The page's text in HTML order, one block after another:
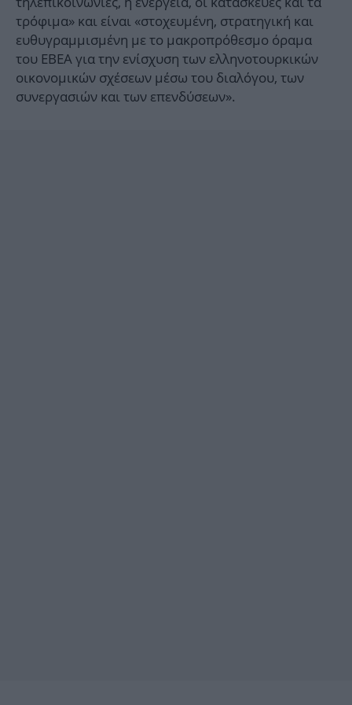
τρόφιμα» και είναι «στοχευμένη, στρατηγική και
ευθυγραμμισμένη με το μακροπρόθεσμο όραμα
του ΕΒΕΑ για την ενίσχυση των ελληνοτουρκικών
οικονομικών σχέσεων μέσω του διαλόγου, των
συνεργασιών και των επενδύσεων».